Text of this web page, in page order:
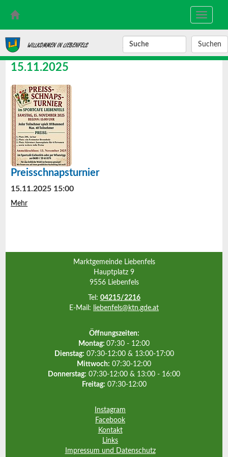
WILLKOMMEN IN LIEBENFELS SUCHBEGRIFF
Toggle
15.11.2025
Preisschnapsturnier
15.11.2025 15:00
Mehr
Marktgemeinde Liebenfels
Hauptplatz 9
9556 Liebenfels
Tel: 04215/2216
E-Mail:
liebenfels@ktn.gde.at
Öffnungszeiten:
Montag: 07:30 - 12:00
Dienstag: 07:30-12:00 & 13:00-17:00
Mittwoch: 07:30-12:00
Donnerstag: 07:30-12:00 & 13:00 - 16:00
Freitag: 07:30-12:00
Instagram
Facebook
Kontakt
Links
Impressum und Datenschutz